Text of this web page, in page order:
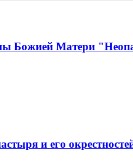
Божией Матери
и его